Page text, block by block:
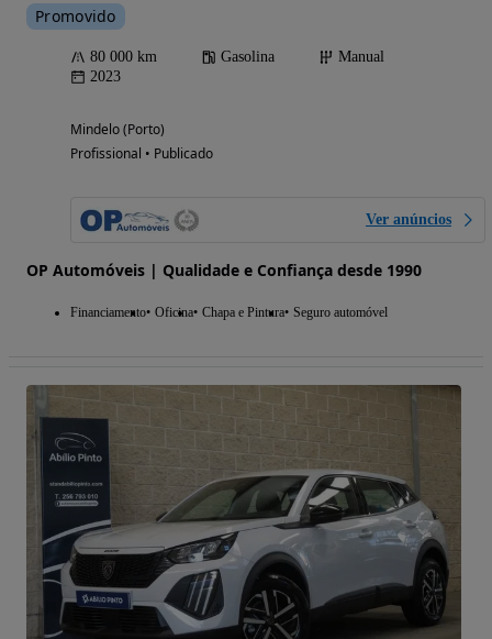
Promovido
80 000 km Gasolina
Manual
2023
Mindelo (Porto)
Profissional • Publicado
Ver anúncios
OP Automóveis | Qualidade e Confiança desde 1990
Financiamento Oficina Chapa e Pintura Seguro automóvel